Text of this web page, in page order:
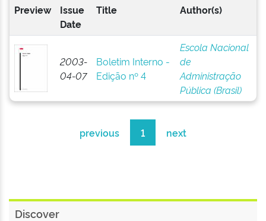
Preview
Issue
Date
Title Author(s)
2003-
04-07
Boletim Interno -
Edição nº 4
Escola Nacional
de
Administração
Pública (Brasil)
previous 1 next
Discover